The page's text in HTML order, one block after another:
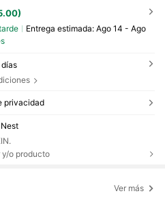
Entrega estimada: Ago 14 - Ago
privacidad
y/o producto
Ver más